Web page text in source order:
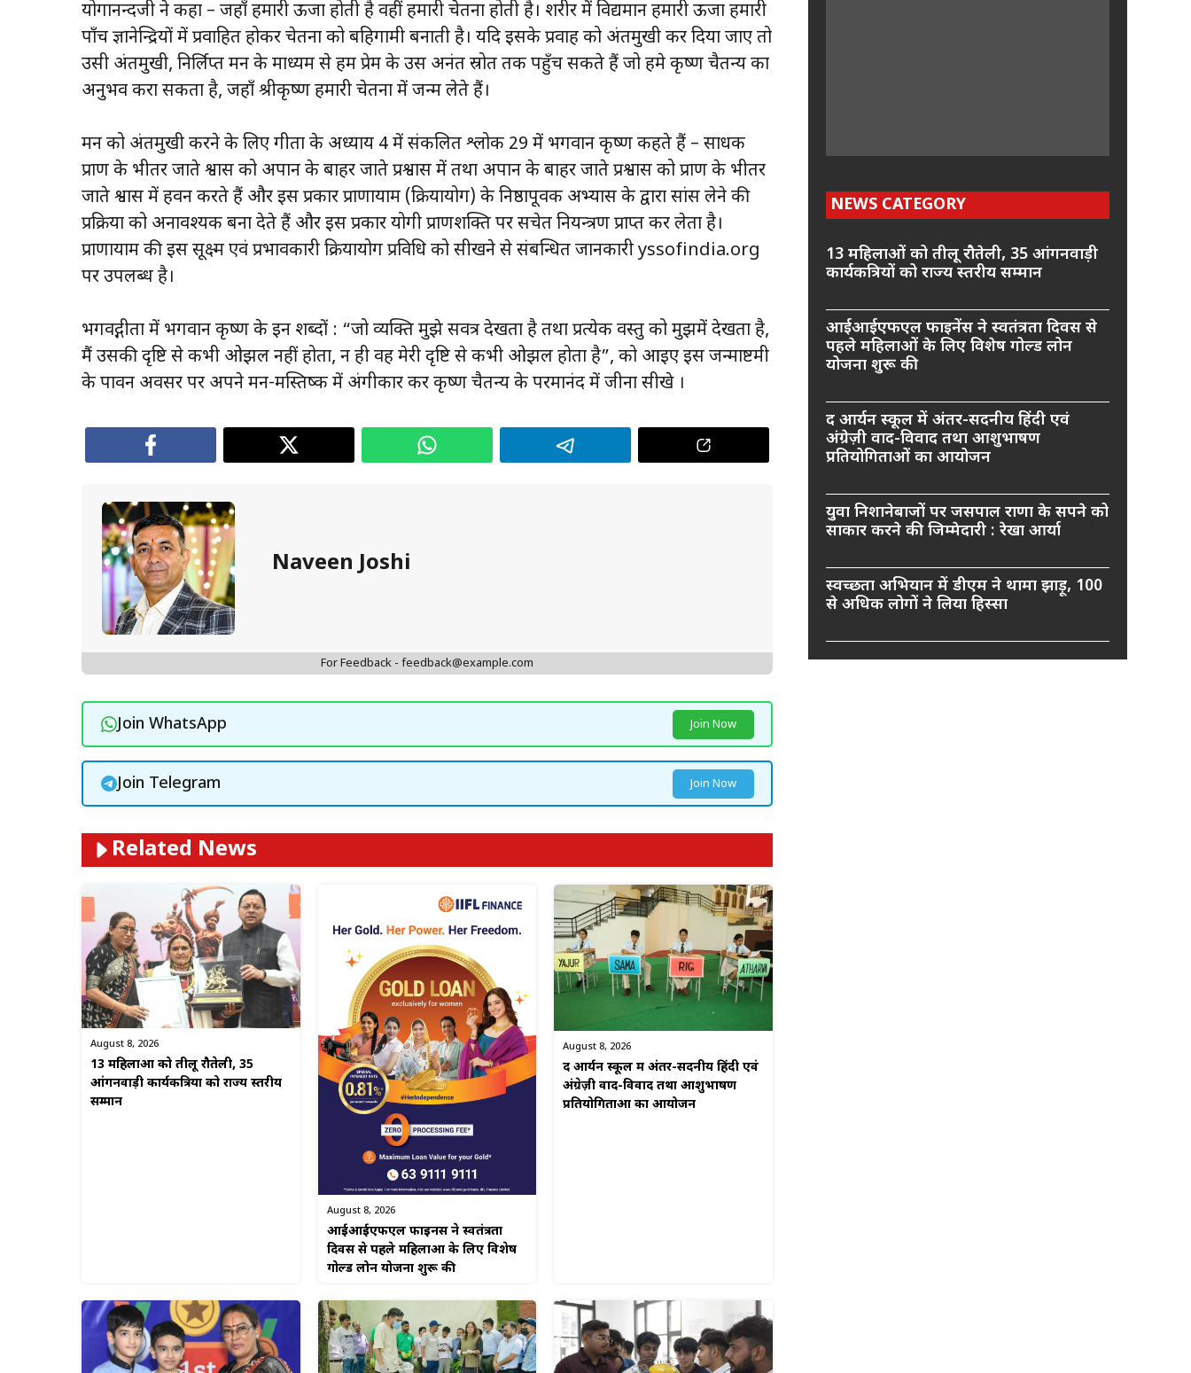
योगानन्दजी ने कहा – जहाँ हमारी ऊर्जा होती है वहीं हमारी चेतना होती है। शरीर में विद्यमान हमारी ऊर्जा हमारी
पाँच ज्ञानेन्द्रियों में प्रवाहित होकर चेतना को बहिर्गामी बनाती है। यदि इसके प्रवाह को अंतर्मुखी कर दिया जाए तो
उसी अंतर्मुखी, निर्लिप्त मन के माध्यम से हम प्रेम के उस अनंत स्रोत तक पहुँच सकते हैं जो हमे कृष्ण चैतन्य का
अनुभव करा सकता है, जहाँ श्रीकृष्ण हमारी चेतना में जन्म लेते हैं।
मन को अंतर्मुखी करने के लिए गीता के अध्याय 4 में संकलित श्लोक 29 में भगवान कृष्ण कहते हैं – साधक
प्राण के भीतर जाते श्वास को अपान के बाहर जाते प्रश्वास में तथा अपान के बाहर जाते प्रश्वास को प्राण के भीतर
जाते श्वास में हवन करते हैं और इस प्रकार प्राणायाम (क्रियायोग) के निष्ठापूर्वक अभ्यास के द्वारा सांस लेने की
प्रक्रिया को अनावश्यक बना देते हैं और इस प्रकार योगी प्राणशक्ति पर सचेत नियन्त्रण प्राप्त कर लेता है।
प्राणायाम की इस सूक्ष्म एवं प्रभावकारी क्रियायोग प्रविधि को सीखने से संबन्धित जानकारी yssofindia.org
पर उपलब्ध है।
भगवद्गीता में भगवान कृष्ण के इन शब्दों : “जो व्यक्ति मुझे सर्वत्र देखता है तथा प्रत्येक वस्तु को मुझमें देखता है,
मैं उसकी दृष्टि से कभी ओझल नहीं होता, न ही वह मेरी दृष्टि से कभी ओझल होता है”, को आइए इस जन्माष्टमी
के पावन अवसर पर अपने मन-मस्तिष्क में अंगीकार कर कृष्ण चैतन्य के परमानंद में जीना सीखे ।
Naveen Joshi
For Feedback - feedback@example.com
Join WhatsApp Join Now
Join Telegram Join Now
Related News
August 8, 2026
13 महिलाओं को तीलू रौतेली, 35
आंगनवाड़ी कार्यकत्रियों को राज्य स्तरीय
सम्मान
August 8, 2026
आईआईएफएल फाइनेंस ने स्वतंत्रता
दिवस से पहले महिलाओं के लिए विशेष
गोल्ड लोन योजना शुरू की
August 8, 2026
द आर्यन स्कूल में अंतर-सदनीय हिंदी एवं
अंग्रेज़ी वाद-विवाद तथा आशुभाषण
प्रतियोगिताओं का आयोजन
NEWS CATEGORY
13 महिलाओं को तीलू रौतेली, 35 आंगनवाड़ी
कार्यकत्रियों को राज्य स्तरीय सम्मान
आईआईएफएल फाइनेंस ने स्वतंत्रता दिवस से
पहले महिलाओं के लिए विशेष गोल्ड लोन
योजना शुरू की
द आर्यन स्कूल में अंतर-सदनीय हिंदी एवं
अंग्रेज़ी वाद-विवाद तथा आशुभाषण
प्रतियोगिताओं का आयोजन
युवा निशानेबाजों पर जसपाल राणा के सपने को
साकार करने की जिम्मेदारी : रेखा आर्या
स्वच्छता अभियान में डीएम ने थामा झाड़ू, 100
से अधिक लोगों ने लिया हिस्सा